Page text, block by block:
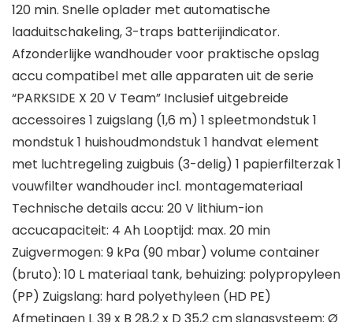
120 min. Snelle oplader met automatische
laaduitschakeling, 3-traps batterijindicator.
Afzonderlijke wandhouder voor praktische opslag
accu compatibel met alle apparaten uit de serie
“PARKSIDE X 20 V Team” Inclusief uitgebreide
accessoires 1 zuigslang (1,6 m) 1 spleetmondstuk 1
mondstuk 1 huishoudmondstuk 1 handvat element
met luchtregeling zuigbuis (3-delig) 1 papierfilterzak 1
vouwfilter wandhouder incl. montagemateriaal
Technische details accu: 20 V lithium-ion
accucapaciteit: 4 Ah Looptijd: max. 20 min
Zuigvermogen: 9 kPa (90 mbar) volume container
(bruto): 10 L materiaal tank, behuizing: polypropyleen
(PP) Zuigslang: hard polyethyleen (HD PE)